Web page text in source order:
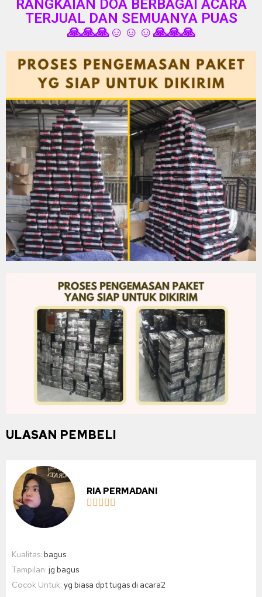
RANGKAIAN DOA BERBAGAI ACARA
TERJUAL DAN SEMUANYA PUAS
🙏🙏🙏☺️☺️☺️🙏🙏🙏
ULASAN PEMBELI
RIA PERMADANI
    
Kualitas: bagus
Tampilan: jg bagus
Cocok Untuk: yg biasa dpt tugas di acara2